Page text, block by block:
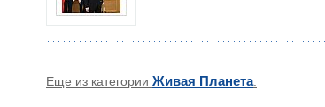
Еще из категории Живая Планета: